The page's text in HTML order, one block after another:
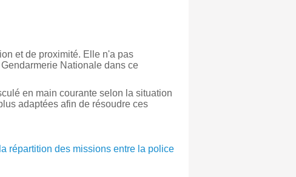
et de proximité. Elle n'a pas
Nationale dans ce
en main courante selon la situation
adaptées afin de résoudre ces
répartition des missions entre la police